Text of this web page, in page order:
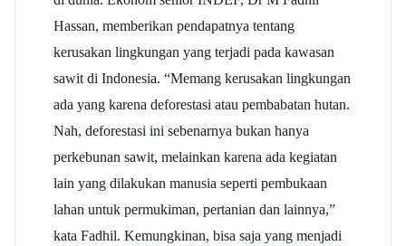
Hassan, memberikan pendapatnya tentang
kerusakan lingkungan yang terjadi pada kawasan
sawit di Indonesia. “Memang kerusakan lingkungan
ada yang karena deforestasi atau pembabatan hutan.
Nah, deforestasi ini sebenarnya bukan hanya
perkebunan sawit, melainkan karena ada kegiatan
lain yang dilakukan manusia seperti pembukaan
lahan untuk permukiman, pertanian dan lainnya,”
kata Fadhil. Kemungkinan, bisa saja yang menjadi